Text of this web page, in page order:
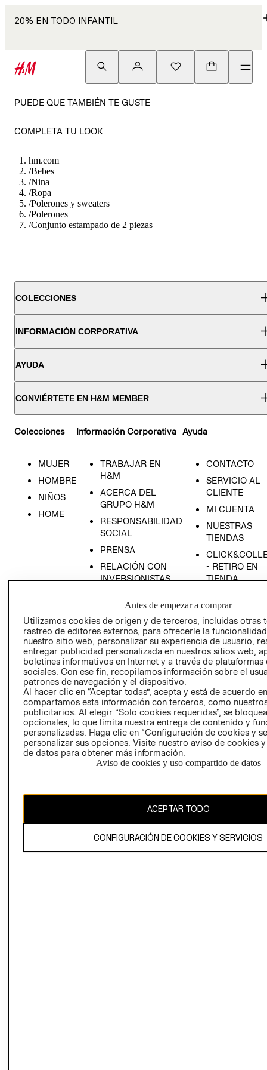
20% EN TODO INFANTIL
PUEDE QUE TAMBIÉN TE GUSTE
COMPLETA TU LOOK
hm.com
/Bebes
/Nina
/Ropa
/Polerones y sweaters
/Polerones
/Conjunto estampado de 2 piezas
COLECCIONES
INFORMACIÓN CORPORATIVA
AYUDA
CONVIÉRTETE EN H&M MEMBER
Colecciones
MUJER
HOMBRE
NIÑOS
HOME
Información Corporativa
TRABAJAR EN
H&M
ACERCA DEL
GRUPO H&M
RESPONSABILIDAD
SOCIAL
PRENSA
RELACIÓN CON
INVERSIONISTAS
EMPRESARIAL
Ayuda
CONTACTO
SERVICIO AL
CLIENTE
MI CUENTA
NUESTRAS
TIENDAS
- RETIRO EN
TIENDA
CONDICIONES
AVISO DE
PRIVACIDAD
GIFT CARD
AVISO DE
El contenido de esta página web está protegido por copyright y es
Antes de empezar a comprar
Utilizamos cookies de origen y de terceros, incluidas otras
rastreo de editores externos, para ofrecerle la
nuestro sitio web, personalizar su experiencia de usuario,
entregar publicidad personalizada en nuestros sitios web,
boletines informativos en Internet y a través de plataformas
sociales. Con ese fin, recopilamos información sobre el
patrones de navegación y el dispositivo.
Al hacer clic en “Aceptar todas”, acepta y está de acuerdo
compartamos esta información con terceros, como
publicitarios. Al elegir “Solo cookies requeridas”, se
opcionales, lo que limita nuestra entrega de contenido y
personalizadas. Haga clic en “Configuración de cookies y
personalizar sus opciones. Visite nuestro aviso de cookies
de datos para obtener más información.
Aviso de cookies y uso compartido de datos
ACEPTAR TODO
CONFIGURACIÓN DE COOKIES Y SERVICIOS